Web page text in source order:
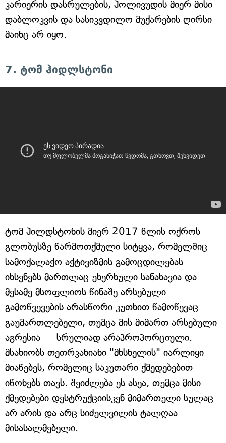
კარიერის დასრულების, ჰოლივუდის მიერ მისი
დაბლოკვის და სასიკვდილო მუქარების ღირსი
მაინც არ იყო.
7. ტომ ჰიდლსტონი
ტომ ჰილდსტონის მიერ 2017 წლის ოქროს
გლობუსზე წარმოთქმული სიტყვა, რომელშიც
სამოქალაქო აქტივიზმის გამოცდილებას
იხსენებს მართლაც უხერხული სანახავია და
მესამე მსოფლიოს წინაშე არსებული
გამოწვევების არასწორი კუთხით წამოწევაც
გაუმართლებელი, თუმცა მის მიმართ არსებული
აგრესია — სრულიად არაპროპორციული.
მსახიობს თეთრკანიანი "მხსნელის" იარლიყი
მიაწებეს, რომელიც საკუთარი ქმედებებით
იწონებს თავს. შეიძლება ეს ასეა, თუმცა მისი
ქმედებები დესტრუქციისკენ მიმართული სულაც
არ არის და არც სიძულვილის ტალღაა
მისასალმებელი.